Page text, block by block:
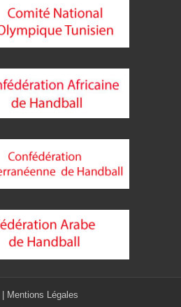
Mentions Légales